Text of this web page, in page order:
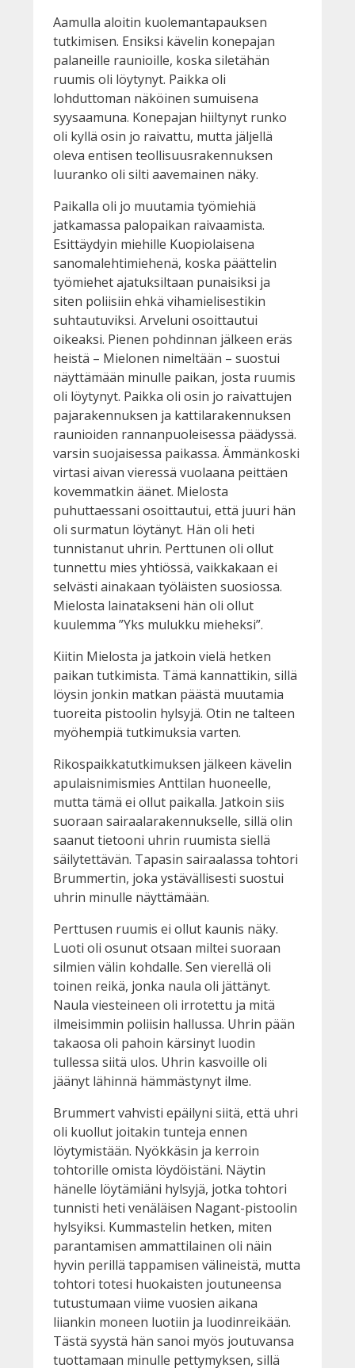
Aamulla aloitin kuolemantapauksen
tutkimisen. Ensiksi kävelin konepajan
palaneille raunioille, koska siletähän
ruumis oli löytynyt. Paikka oli
lohduttoman näköinen sumuisena
syysaamuna. Konepajan hiiltynyt runko
oli kyllä osin jo raivattu, mutta jäljellä
oleva entisen teollisuusrakennuksen
luuranko oli silti aavemainen näky.
Paikalla oli jo muutamia työmiehiä
jatkamassa palopaikan raivaamista.
Esittäydyin miehille Kuopiolaisena
sanomalehtimiehenä, koska päättelin
työmiehet ajatuksiltaan punaisiksi ja
siten poliisiin ehkä vihamielisestikin
suhtautuviksi. Arveluni osoittautui
oikeaksi. Pienen pohdinnan jälkeen eräs
heistä – Mielonen nimeltään – suostui
näyttämään minulle paikan, josta ruumis
oli löytynyt. Paikka oli osin jo raivattujen
pajarakennuksen ja kattilarakennuksen
raunioiden rannanpuoleisessa päädyssä.
varsin suojaisessa paikassa. Ämmänkoski
virtasi aivan vieressä vuolaana peittäen
kovemmatkin äänet. Mielosta
puhuttaessani osoittautui, että juuri hän
oli surmatun löytänyt. Hän oli heti
tunnistanut uhrin. Perttunen oli ollut
tunnettu mies yhtiössä, vaikkakaan ei
selvästi ainakaan työläisten suosiossa.
Mielosta lainatakseni hän oli ollut
kuulemma ”Yks mulukku mieheksi”.
Kiitin Mielosta ja jatkoin vielä hetken
paikan tutkimista. Tämä kannattikin, sillä
löysin jonkin matkan päästä muutamia
tuoreita pistoolin hylsyjä. Otin ne talteen
myöhempiä tutkimuksia varten.
Rikospaikkatutkimuksen jälkeen kävelin
apulaisnimismies Anttilan huoneelle,
mutta tämä ei ollut paikalla. Jatkoin siis
suoraan sairaalarakennukselle, sillä olin
saanut tietooni uhrin ruumista siellä
säilytettävän. Tapasin sairaalassa tohtori
Brummertin, joka ystävällisesti suostui
uhrin minulle näyttämään.
Perttusen ruumis ei ollut kaunis näky.
Luoti oli osunut otsaan miltei suoraan
silmien välin kohdalle. Sen vierellä oli
toinen reikä, jonka naula oli jättänyt.
Naula viesteineen oli irrotettu ja mitä
ilmeisimmin poliisin hallussa. Uhrin pään
takaosa oli pahoin kärsinyt luodin
tullessa siitä ulos. Uhrin kasvoille oli
jäänyt lähinnä hämmästynyt ilme.
Brummert vahvisti epäilyni siitä, että uhri
oli kuollut joitakin tunteja ennen
löytymistään. Nyökkäsin ja kerroin
tohtorille omista löydöistäni. Näytin
hänelle löytämiäni hylsyjä, jotka tohtori
tunnisti heti venäläisen Nagant-pistoolin
hylsyiksi. Kummastelin hetken, miten
parantamisen ammattilainen oli näin
hyvin perillä tappamisen välineistä, mutta
tohtori totesi huokaisten joutuneensa
tutustumaan viime vuosien aikana
liiankin moneen luotiin ja luodinreikään.
Tästä syystä hän sanoi myös joutuvansa
tuottamaan minulle pettymyksen, sillä